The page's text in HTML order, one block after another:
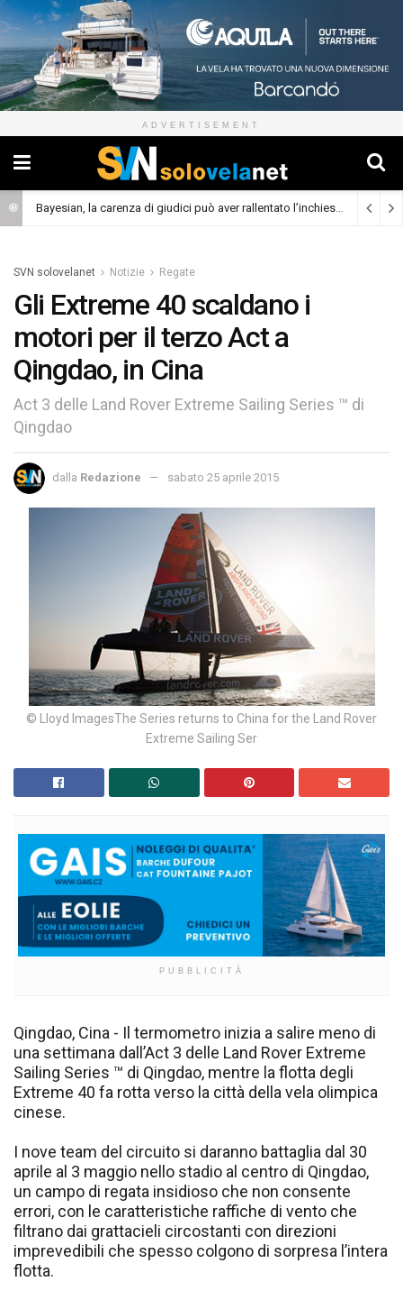
ADVERTISEMENT
Bayesian, la carenza di giudici può aver rallentato l’inchiesta (Cronaca)
SVN solovelanet Notizie Regate
Gli Extreme 40 scaldano i
motori per il terzo Act a
Qingdao, in Cina
Act 3 delle Land Rover Extreme Sailing Series ™ di
Qingdao
dalla Redazione sabato 25 aprile 2015
© Lloyd ImagesThe Series returns to China for the Land Rover
Extreme Sailing Ser
PUBBLICITÀ
Qingdao, Cina - Il termometro inizia a salire meno di
una settimana dall’Act 3 delle Land Rover Extreme
Sailing Series ™ di Qingdao, mentre la flotta degli
Extreme 40 fa rotta verso la città della vela olimpica
cinese.
I nove team del circuito si daranno battaglia dal 30
aprile al 3 maggio nello stadio al centro di Qingdao,
un campo di regata insidioso che non consente
errori, con le caratteristiche raffiche di vento che
filtrano dai grattacieli circostanti con direzioni
imprevedibili che spesso colgono di sorpresa l’intera
flotta.